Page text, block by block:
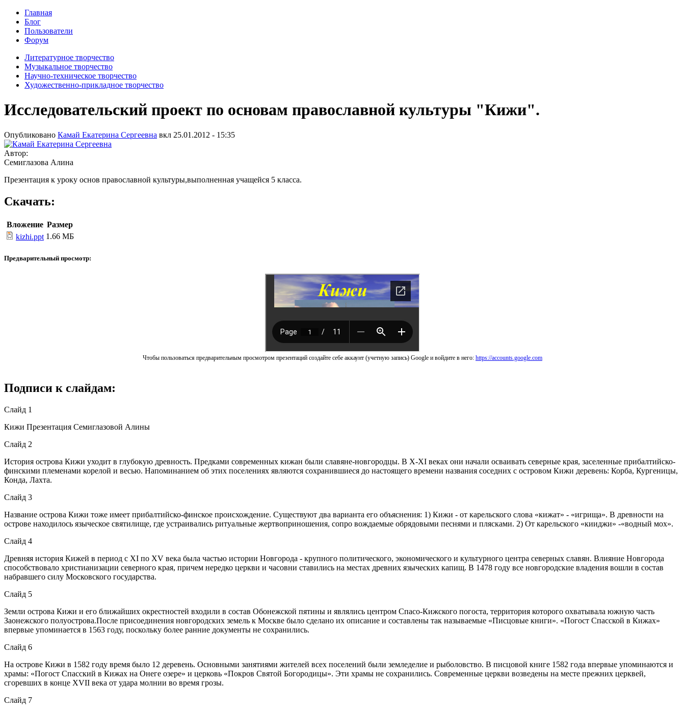
Главная
Блог
Пользователи
Форум
Литературное творчество
Музыкальное творчество
Научно-техническое творчество
Художественно-прикладное творчество
Исследовательский проект по основам православной культуры "Кижи".
Опубликовано Камай Екатерина Сергеевна вкл 25.01.2012 - 15:35
Автор:
Семиглазова Алина
Презентация к уроку основ православной культуры,выполненная учащейся 5 класса.
Скачать:
Вложение Размер
kizhi.ppt 1.66 МБ
Предварительный просмотр:
Чтобы пользоваться предварительным просмотром презентаций создайте себе аккаунт (учетную запись) Google и войдите в него: https://accounts.google.com
Подписи к слайдам:
Слайд 1
Кижи Презентация Семиглазовой Алины
Слайд 2
История острова Кижи уходит в глубокую древность. Предками современных кижан были славяне-новгородцы. В X-XI веках они начали осваивать северные края, заселенные прибалтийско-
финскими племенами корелой и весью. Напоминанием об этих поселениях являются сохранившиеся до настоящего времени названия соседних с островом Кижи деревень: Корба, Кургеницы,
Конда, Лахта.
Слайд 3
Название острова Кижи тоже имеет прибалтийско-финское происхождение. Существуют два варианта его объяснения: 1) Кижи - от карельского слова «кижат» - «игрища». В древности на
острове находилось языческое святилище, где устраивались ритуальные жертвоприношения, сопро вождаемые обрядовыми песнями и плясками. 2) От карельского «кииджи» -«водный мох».
Слайд 4
Древняя история Кижей в период с XI по XV века была частью истории Новгорода - крупного политического, экономического и культурного центра северных славян. Влияние Новгорода
способствовало христианизации северного края, причем нередко церкви и часовни ставились на местах древних языческих капищ. В 1478 году все новгородские владения вошли в состав
набравшего силу Московского государства.
Слайд 5
Земли острова Кижи и его ближайших окрестностей входили в состав Обонежской пятины и являлись центром Спасо-Кижского погоста, территория которого охватывала южную часть
Заонежского полуострова.После присоединения новгородских земель к Москве было сделано их описание и составлены так называемые «Писцовые книги». «Погост Спасской в Кижах»
впервые упоминается в 1563 году, поскольку более ранние документы не сохранились.
Слайд 6
На острове Кижи в 1582 году время было 12 деревень. Основными занятиями жителей всех поселений были земледелие и рыболовство. В писцовой книге 1582 года впервые упоминаются и
храмы: «Погост Спасский в Кижах на Онеге озере» и церковь «Покров Святой Богородицы». Эти храмы не сохранились. Современные церкви возведены на месте прежних церквей,
сгоревших в конце XVII века от удара молнии во время грозы.
Слайд 7